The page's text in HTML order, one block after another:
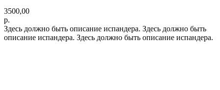
3500,00
р.
Здесь должно быть описание испандера. Здесь должно быть
описание испандера. Здесь должно быть описание испандера.